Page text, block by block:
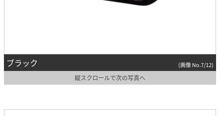
ブラック (画像 No.7/12)
縦スクロールで次の写真へ